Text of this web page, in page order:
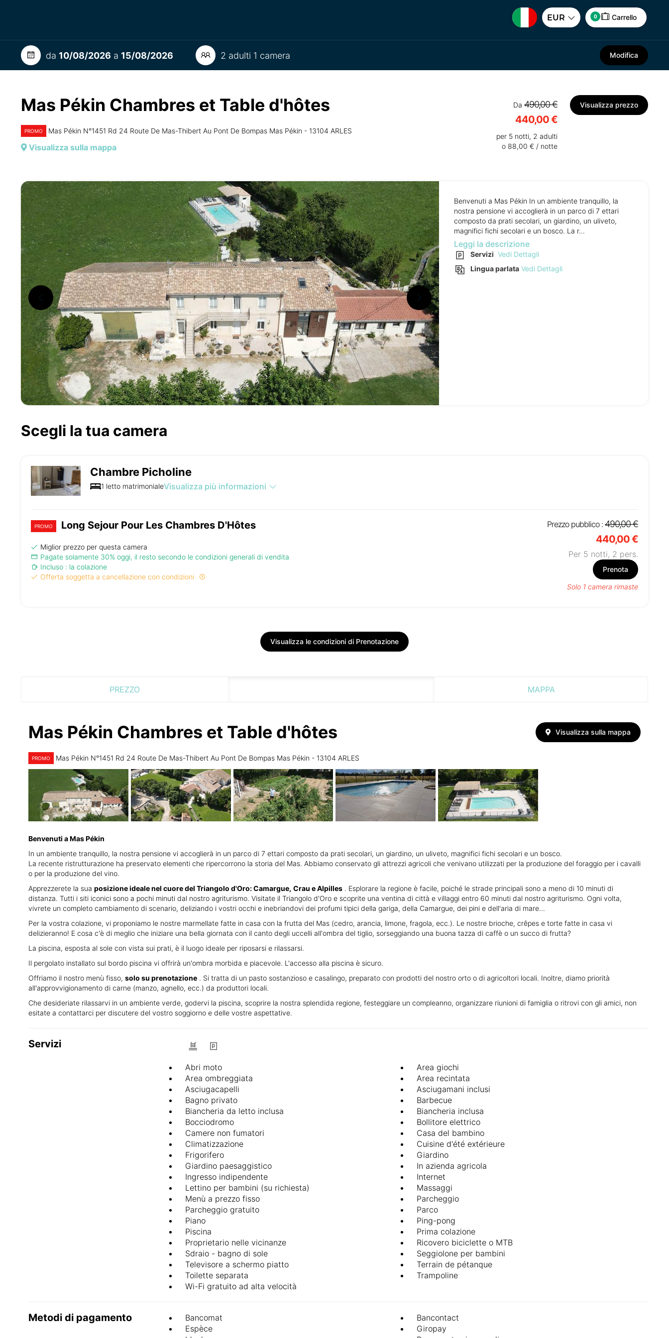
EUR 0 Carrello
da 10/08/2026 a 15/08/2026 2 adulti 1 camera Modifica
Mas Pékin Chambres et Table d'hôtes
PROMO Mas Pékin N°1451 Rd 24 Route De Mas-Thibert Au Pont De Bompas Mas Pékin - 13104 ARLES
Visualizza sulla mappa
Da 490,00 €
440,00 €
per 5 notti, 2 adulti
o 88,00 € / notte
Visualizza prezzo
Benvenuti a Mas Pékin In un ambiente tranquillo, la
nostra pensione vi accoglierà in un parco di 7 ettari
composto da prati secolari, un giardino, un uliveto,
magnifici fichi secolari e un bosco. La r...
Leggi la descrizione
Servizi Vedi Dettagli
Lingua parlata Vedi Dettagli
Scegli la tua camera
Chambre Picholine
1 letto matrimonialeVisualizza più informazioni
PROMO Long Sejour Pour Les Chambres D'Hôtes
Miglior prezzo per questa camera
Pagate solamente 30% oggi, il resto secondo le condizioni generali di vendita
Incluso : la colazione
Offerta soggetta a cancellazione con condizioni
Prezzo pubblico : 490,00 €
440,00 €
Per 5 notti, 2 pers.
Prenota
Solo 1 camera rimaste
Visualizza le condizioni di Prenotazione
PREZZO MAPPA
Mas Pékin Chambres et Table d'hôtes
PROMO Mas Pékin N°1451 Rd 24 Route De Mas-Thibert Au Pont De Bompas Mas Pékin - 13104 ARLES
Visualizza sulla mappa
Benvenuti a Mas Pékin
In un ambiente tranquillo, la nostra pensione vi accoglierà in un parco di 7 ettari composto da prati secolari, un giardino, un uliveto, magnifici fichi secolari e un bosco.
La recente ristrutturazione ha preservato elementi che ripercorrono la storia del Mas. Abbiamo conservato gli attrezzi agricoli che venivano utilizzati per la produzione del foraggio per i cavalli
o per la produzione del vino.
Apprezzerete la sua posizione ideale nel cuore del Triangolo d'Oro: Camargue, Crau e Alpilles . Esplorare la regione è facile, poiché le strade principali sono a meno di 10 minuti di
distanza. Tutti i siti iconici sono a pochi minuti dal nostro agriturismo. Visitate il Triangolo d'Oro e scoprite una ventina di città e villaggi entro 60 minuti dal nostro agriturismo. Ogni volta,
vivrete un completo cambiamento di scenario, deliziando i vostri occhi e inebriandovi dei profumi tipici della gariga, della Camargue, dei pini e dell'aria di mare...
Per la vostra colazione, vi proponiamo le nostre marmellate fatte in casa con la frutta del Mas (cedro, arancia, limone, fragola, ecc.). Le nostre brioche, crêpes e torte fatte in casa vi
delizieranno! E cosa c'è di meglio che iniziare una bella giornata con il canto degli uccelli all'ombra del tiglio, sorseggiando una buona tazza di caffè o un succo di frutta?
La piscina, esposta al sole con vista sui prati, è il luogo ideale per riposarsi e rilassarsi.
Il pergolato installato sul bordo piscina vi offrirà un'ombra morbida e piacevole. L'accesso alla piscina è sicuro.
Offriamo il nostro menù fisso, solo su prenotazione . Si tratta di un pasto sostanzioso e casalingo, preparato con prodotti del nostro orto o di agricoltori locali. Inoltre, diamo priorità
all'approvvigionamento di carne (manzo, agnello, ecc.) da produttori locali.
Che desideriate rilassarvi in un ambiente verde, godervi la piscina, scoprire la nostra splendida regione, festeggiare un compleanno, organizzare riunioni di famiglia o ritrovi con gli amici, non
esitate a contattarci per discutere del vostro soggiorno e delle vostre aspettative.
Servizi
Abri moto
Area giochi
Area ombreggiata
Area recintata
Asciugacapelli
Asciugamani inclusi
Bagno privato
Barbecue
Biancheria da letto inclusa
Biancheria inclusa
Bocciodromo
Bollitore elettrico
Camere non fumatori
Casa del bambino
Climatizzazione
Cuisine d'été extérieure
Frigorifero
Giardino
Giardino paesaggistico
In azienda agricola
Ingresso indipendente
Internet
Lettino per bambini (su richiesta)
Massaggi
Menù a prezzo fisso
Parcheggio
Parcheggio gratuito
Parco
Piano
Ping-pong
Piscina
Prima colazione
Proprietario nelle vicinanze
Ricovero biciclette o MTB
Sdraio - bagno di sole
Seggiolone per bambini
Televisore a schermo piatto
Terrain de pétanque
Toilette separata
Trampoline
Wi-Fi gratuito ad alta velocità
Metodi di pagamento Bancomat
Bancontact
Espèce
Giropay